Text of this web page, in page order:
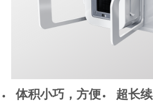
体积小巧，方便
超长